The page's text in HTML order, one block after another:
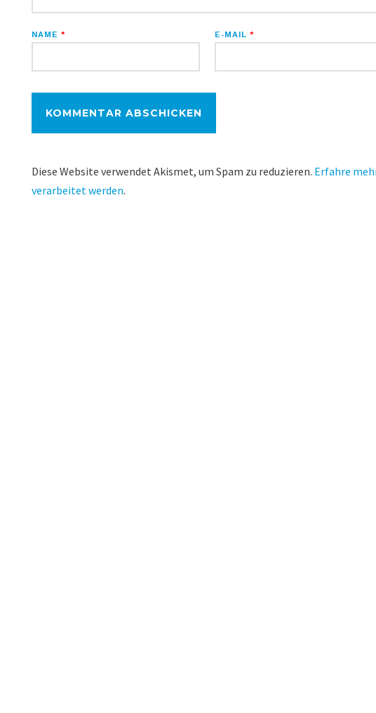
NAME * E-MAIL *
Diese Website verwendet Akismet, um Spam zu reduzieren. Erfahre
verarbeitet werden.